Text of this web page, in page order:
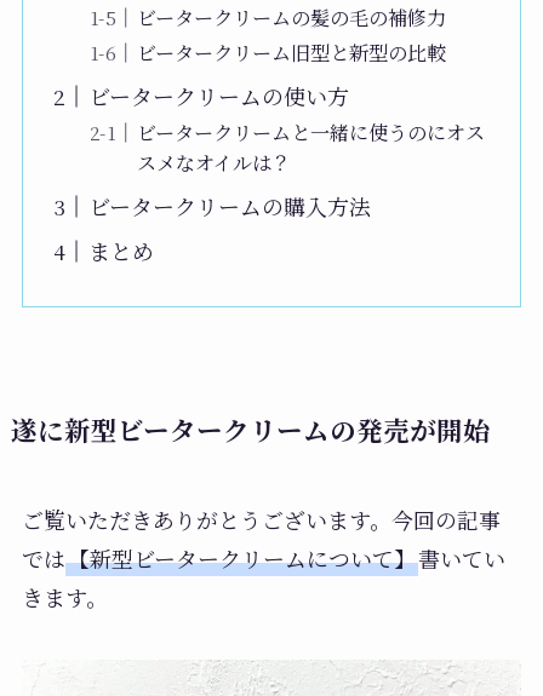
ビータークリームの髪の毛の補修力
ビータークリーム旧型と新型の比較
ビータークリームの使い方
ビータークリームと一緒に使うのにオス
スメなオイルは？
ビータークリームの購入方法
まとめ
遂に新型ビータークリームの発売が開始
ご覧いただきありがとうございます。今回の記事
では【新型ビータークリームについて】書いてい
きます。